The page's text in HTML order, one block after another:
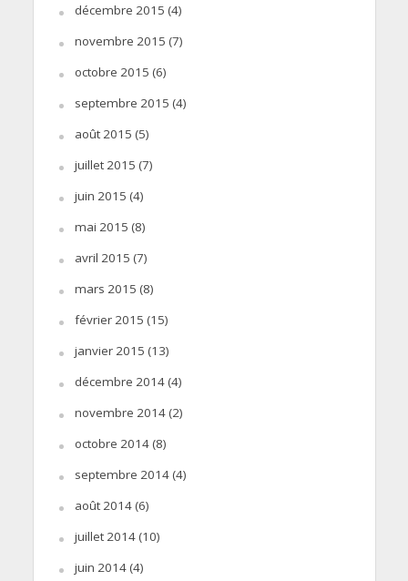
décembre 2015 (4)
novembre 2015 (7)
octobre 2015 (6)
septembre 2015 (4)
août 2015 (5)
juillet 2015 (7)
juin 2015 (4)
mai 2015 (8)
avril 2015 (7)
mars 2015 (8)
février 2015 (15)
janvier 2015 (13)
décembre 2014(4)
novembre 2014(2)
octobre 2014(8)
septembre 2014(4)
août 2014(6)
juillet 2014(10)
juin 2014(4)